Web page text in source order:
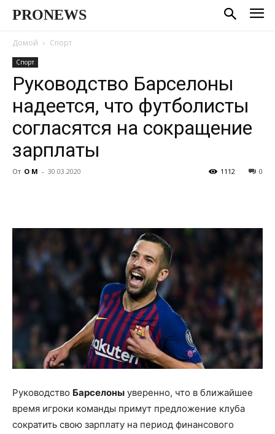
PRONEWS
Домой Спорт
Спорт
Руководство Барселоны
надеется, что футболисты
согласятся на сокращение
зарплаты
От О М - 30.03.2020 0
1112
Руководство Барселоны уверенно, что в ближайшее
время игроки команды примут предложение клуба
сократить свою зарплату на период финансового